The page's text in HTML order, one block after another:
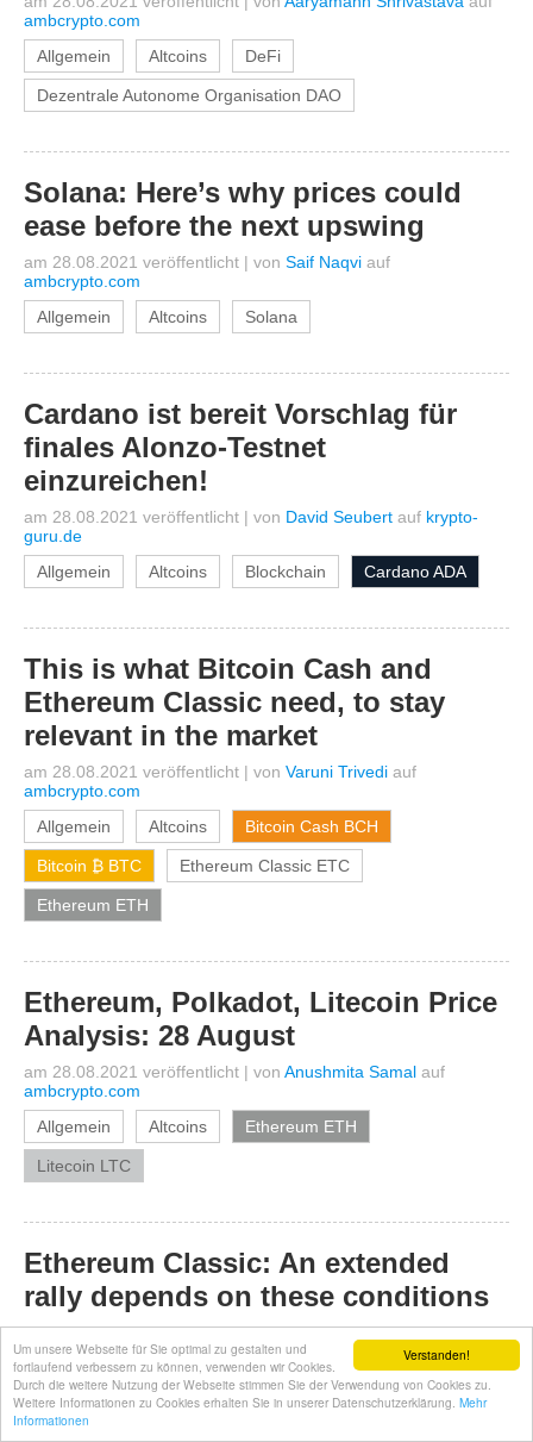
Verstanden!
Um unsere Webseite für Sie optimal zu gestalten und
fortlaufend verbessern zu können, verwenden wir Cookies.
Durch die weitere Nutzung der Webseite stimmen Sie der Verwendung von Cookies zu.
Weitere Informationen zu Cookies erhalten Sie in unserer Datenschutzerklärung. Mehr
Informationen
ambcrypto.com
Allgemein
Altcoins DeFi
Dezentrale Autonome Organisation DAO
Solana: Here’s why prices could
ease before the next upswing
am 28.08.2021 veröffentlicht | von Saif Naqvi auf
ambcrypto.com
Allgemein
Altcoins Solana
Cardano ist bereit Vorschlag für
finales Alonzo-Testnet
einzureichen!
am 28.08.2021 veröffentlicht | von David Seubert auf krypto-
guru.de
Allgemein
Altcoins Blockchain Cardano ADA
This is what Bitcoin Cash and
Ethereum Classic need, to stay
relevant in the market
am 28.08.2021 veröffentlicht | von Varuni Trivedi auf
ambcrypto.com
Allgemein
Altcoins Bitcoin Cash BCH
Bitcoin ₿ BTC Ethereum Classic ETC
Ethereum ETH
Ethereum, Polkadot, Litecoin Price
Analysis: 28 August
am 28.08.2021 veröffentlicht | von Anushmita Samal auf
ambcrypto.com
Allgemein
Altcoins Ethereum ETH
Litecoin LTC
Ethereum Classic: An extended
rally depends on these conditions
am 28.08.2021 veröffentlicht|vonSaif Naqviauf
ambcrypto.com
Allgemein
Altcoins Ethereum Classic ETC
Ethereum ETH